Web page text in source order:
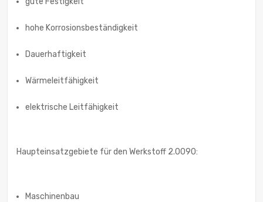
hohe Korrosionsbeständigkeit
Dauerhaftigkeit
Wärmeleitfähigkeit
elektrische Leitfähigkeit
Haupteinsatzgebiete für den Werkstoff 2.0090:
Maschinenbau